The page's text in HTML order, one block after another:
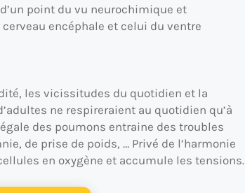
point du vu neurochimique et
encéphale et celui du ventre
les vicissitudes du quotidien et la
ne respireraient au quotidien qu’à
des poumons entraine des troubles
de prise de poids, … Privé de l’harmonie
en oxygène et accumule les tensions.